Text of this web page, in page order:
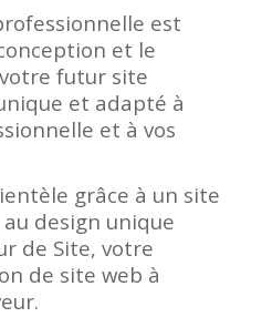
est
et le
futur site
et adapté à
et à vos
grâce à un site
design unique
de Site, votre
de site web à